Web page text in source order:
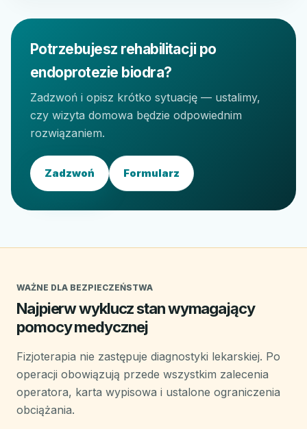
Potrzebujesz rehabilitacji po
endoprotezie biodra?
Zadzwoń i opisz krótko sytuację — ustalimy,
czy wizyta domowa będzie odpowiednim
rozwiązaniem.
Zadzwoń Formularz
WAŻNE DLA BEZPIECZEŃSTWA
Najpierw wyklucz stan wymagający
pomocy medycznej
Fizjoterapia nie zastępuje diagnostyki lekarskiej. Po
operacji obowiązują przede wszystkim zalecenia
operatora, karta wypisowa i ustalone ograniczenia
obciążania.